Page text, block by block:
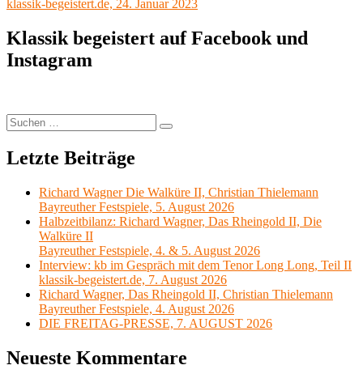
klassik-begeistert.de, 24. Januar 2023
Klassik begeistert auf Facebook und
Instagram
Suchen
nach:
Suchen
Letzte Beiträge
Richard Wagner Die Walküre II, Christian Thielemann
Bayreuther Festspiele, 5. August 2026
Halbzeitbilanz: Richard Wagner, Das Rheingold II, Die
Walküre II
Bayreuther Festspiele, 4. & 5. August 2026
Interview: kb im Gespräch mit dem Tenor Long Long, Teil II
klassik-begeistert.de, 7. August 2026
Richard Wagner, Das Rheingold II, Christian Thielemann
Bayreuther Festspiele, 4. August 2026
DIE FREITAG-PRESSE, 7. AUGUST 2026
Neueste Kommentare